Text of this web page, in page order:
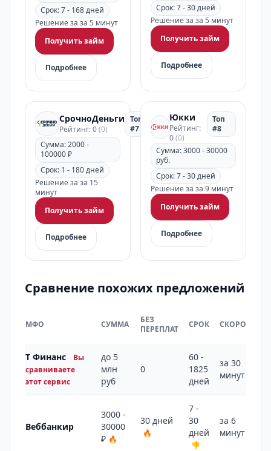
Срок: 7 - 168 дней
Решение за за 5 минут
Получить займ
Подробнее
Срок: 7 - 30 дней
Решение за за 5 минут
Получить займ
Подробнее
СрочноДеньги
Рейтинг: 0(0)
Топ
#7
Сумма: 2000 -
100000 ₽
Срок: 1 - 180 дней
Решение за за 15
минут
Получить займ
Подробнее
Юкки
Рейтинг:
0(0)
Топ
#8
Сумма: 3000 - 30000
руб.
Срок: 7 - 30 дней
Решение за за 9 минут
Получить займ
Подробнее
Сравнение похожих предложений
МФО СУММА
БЕЗ
ПЕРЕПЛАТ
СРОК СКОРОСТЬ
Т Финанс
Вы
сравниваете
этот сервис
до 5
млн
руб
0
60 -
1825
дней
за 30
минут
Веббанкир
3000 -
30000
₽ 🔥
30 дней
🔥
7 -
30
дней
👎
за 6
минут